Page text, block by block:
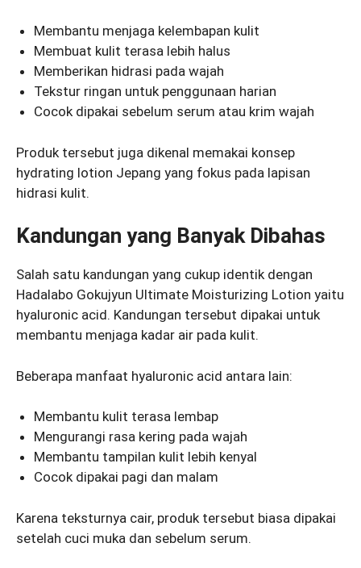
Membantu menjaga kelembapan kulit
Membuat kulit terasa lebih halus
Memberikan hidrasi pada wajah
Tekstur ringan untuk penggunaan harian
Cocok dipakai sebelum serum atau krim wajah
Produk tersebut juga dikenal memakai konsep
hydrating lotion Jepang yang fokus pada lapisan
hidrasi kulit.
Kandungan yang Banyak Dibahas
Salah satu kandungan yang cukup identik dengan
Hadalabo Gokujyun Ultimate Moisturizing Lotion yaitu
hyaluronic acid. Kandungan tersebut dipakai untuk
membantu menjaga kadar air pada kulit.
Beberapa manfaat hyaluronic acid antara lain:
Membantu kulit terasa lembap
Mengurangi rasa kering pada wajah
Membantu tampilan kulit lebih kenyal
Cocok dipakai pagi dan malam
Karena teksturnya cair, produk tersebut biasa dipakai
setelah cuci muka dan sebelum serum.